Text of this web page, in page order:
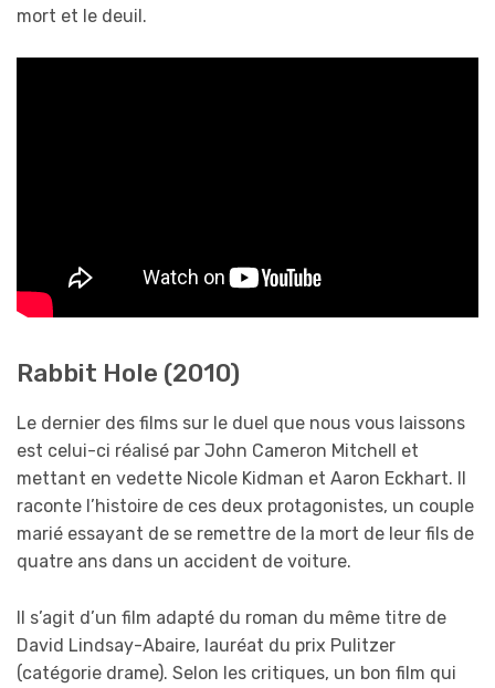
mort et le deuil.
Rabbit Hole (2010)
Le dernier des films sur le duel que nous vous laissons
est celui-ci réalisé par John Cameron Mitchell et
mettant en vedette Nicole Kidman et Aaron Eckhart. Il
raconte l’histoire de ces deux protagonistes, un couple
marié essayant de se remettre de la mort de leur fils de
quatre ans dans un accident de voiture.
Il s’agit d’un film adapté du roman du même titre de
David Lindsay-Abaire, lauréat du prix Pulitzer
(catégorie drame). Selon les critiques, un bon film qui